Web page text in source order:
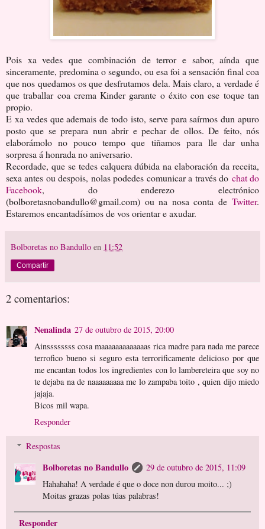
Pois xa vedes que combinación de terror e sabor, aínda que
sinceramente, predomina o segundo, ou esa foi a sensación final coa
que nos quedamos os que desfrutamos dela. Mais claro, a verdade é
que traballar coa crema Kinder garante o éxito con ese toque tan
propio.
E xa vedes que ademais de todo isto, serve para saírmos dun apuro
posto que se prepara nun abrir e pechar de ollos. De feito, nós
elaborámolo no pouco tempo que tiñamos para lle dar unha
sorpresa á honrada no aniversario.
Recordade, que se tedes calquera dúbida na elaboración da receita,
sexa antes ou despois, nolas podedes comunicar a través do chat do
Facebook, do enderezo electrónico
(bolboretasnobandullo@gmail.com) ou na nosa conta de Twitter.
Estaremos encantadísimos de vos orientar e axudar.
Bolboretas no Bandullo en 11:52
Compartir
2 comentarios:
Nenalinda 27 de outubro de 2015, 20:00
Ainssssssss cosa maaaaaaaaaaaaas rica madre para nada me parece
terrofico bueno si seguro esta terrorificamente delicioso por que
me encantan todos los ingredientes con lo lambereteira que soy no
te dejaba na de naaaaaaaaa me lo zampaba toito , quien dijo miedo
jajaja.
Bicos mil wapa.
Responder
Respostas
Bolboretas no Bandullo
29 de outubro de 2015, 11:09
Hahahaha! A verdade é que o doce non durou moito... ;)
Moitas grazas polas túas palabras!
Responder